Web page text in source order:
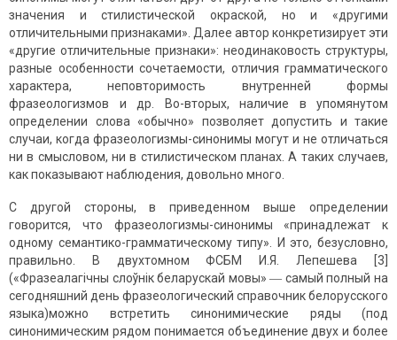
значения и стилистической окраской, но и «другими
отличительными признаками». Далее автор конкретизирует эти
«другие отличительные признаки»: неодинаковость структуры,
разные особенности сочетаемости, отличия грамматического
характера, неповторимость внутренней формы
фразеологизмов и др. Во-вторых, наличие в упомянутом
определении слова «обычно» позволяет допустить и такие
случаи, когда фразеологизмы-синонимы могут и не отличаться
ни в смысловом, ни в стилистическом планах. А таких случаев,
как показывают наблюдения, довольно много.
С другой стороны, в приведенном выше определении
говорится, что фразеологизмы-синонимы «принадлежат к
одному семантико-грамматическому типу». И это, безусловно,
правильно. В двухтомном ФСБМ И.Я. Лепешева [3]
(«Фразеалагічны слоўнік беларускай мовы» ― самый полный на
сегодняшний день фразеологический справочник белорусского
языка)можно встретить синонимические ряды (под
синонимическим рядом понимается объединение двух и более